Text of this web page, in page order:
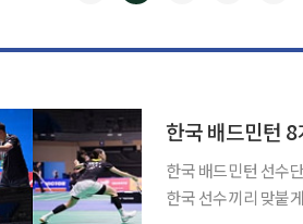
한국 배드민턴
한국 배드민턴 선수
한국 선수끼리 맞붙게 돼 준결승